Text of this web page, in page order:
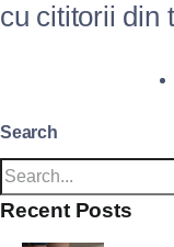
cu cititorii din
Search
Recent Posts